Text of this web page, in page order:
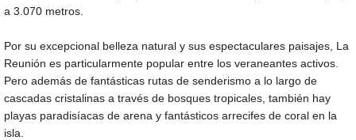
a 3.070 metros.
Por su excepcional belleza natural y sus espectaculares paisajes, La
Reunión es particularmente popular entre los veraneantes activos.
Pero además de fantásticas rutas de senderismo a lo largo de
cascadas cristalinas a través de bosques tropicales, también hay
playas paradisíacas de arena y fantásticos arrecifes de coral en la
isla.